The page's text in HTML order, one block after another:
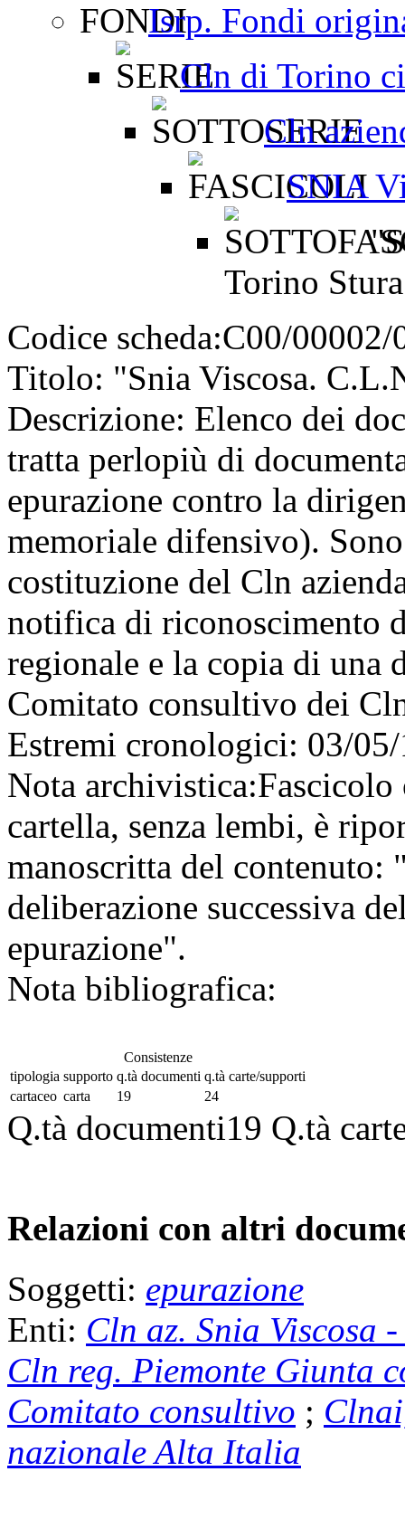
Isrp. Fondi
Cln di Torino
Cln
SNIA
Torino
Codice scheda:C00/00002/
Titolo: "Snia Viscosa.
Descrizione: Elenco dei
tratta perlopiù di
epurazione contro la
memoriale difensivo).
costituzione del Cln
notifica di riconoscimento
regionale e la copia di una
Comitato consultivo dei
Estremi cronologici: 03/
Nota archivistica:
cartella, senza lembi, è
manoscritta del contenuto:
deliberazione successiva
epurazione".
Nota bibliografica:
Consistenze
tipologia supporto q.tà documenti q.tà carte/supporti
cartaceo carta 19 24
Q.tà documenti19 Q.tà
Relazioni con altri
Soggetti: epurazione
Enti: Cln az. Snia Viscosa
Cln reg. Piemonte Giunta
Comitato consultivo ;
nazionale Alta Italia